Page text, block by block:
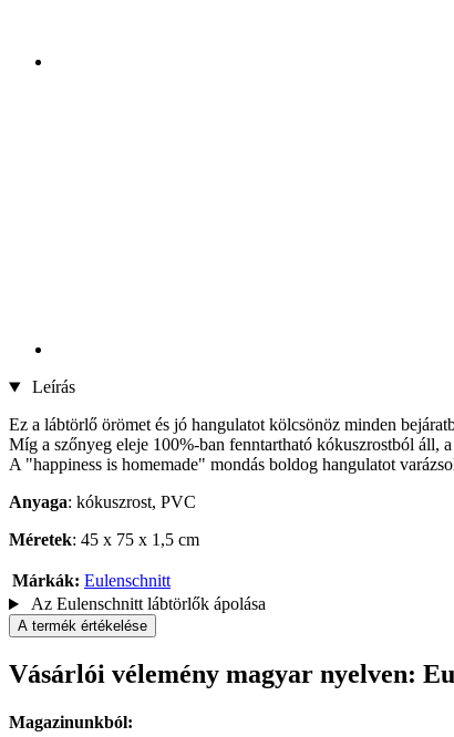
Leírás
Ez a lábtörlő örömet és jó hangulatot kölcsönöz minden
Míg a szőnyeg eleje 100%-ban fenntartható kókuszrostból áll,
A "happiness is homemade" mondás boldog hangulatot
Anyaga: kókuszrost, PVC
Méretek: 45 x 75 x 1,5 cm
Márkák: Eulenschnitt
Az Eulenschnitt lábtörlők ápolása
A termék értékelése
Vásárlói vélemény magyar nyelven:
Magazinunkból: